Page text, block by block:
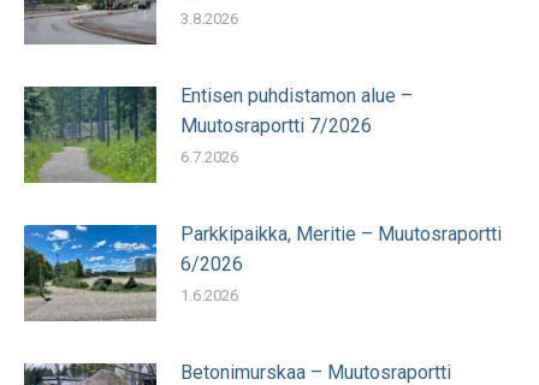
3.8.2026
Entisen puhdistamon alue –
Muutosraportti 7/2026
6.7.2026
Parkkipaikka, Meritie – Muutosraportti
6/2026
1.6.2026
Betonimurskaa – Muutosraportti